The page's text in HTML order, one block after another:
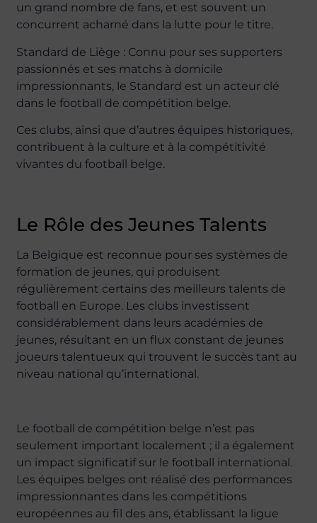
un grand nombre de fans, et est souvent un
concurrent acharné dans la lutte pour le titre.
Standard de Liège : Connu pour ses supporters
passionnés et ses matchs à domicile
impressionnants, le Standard est un acteur clé
dans le football de compétition belge.
Ces clubs, ainsi que d’autres équipes historiques,
contribuent à la culture et à la compétitivité
vivantes du football belge.
Le Rôle des Jeunes Talents
La Belgique est reconnue pour ses systèmes de
formation de jeunes, qui produisent
régulièrement certains des meilleurs talents de
football en Europe. Les clubs investissent
considérablement dans leurs académies de
jeunes, résultant en un flux constant de jeunes
joueurs talentueux qui trouvent le succès tant au
niveau national qu’international.
Le football de compétition belge n’est pas
seulement important localement ; il a également
un impact significatif sur le football international.
Les équipes belges ont réalisé des performances
impressionnantes dans les compétitions
européennes au fil des ans, établissant la ligue